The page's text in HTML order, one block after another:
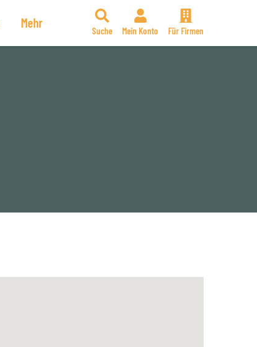
Mehr
Suche Mein Konto Für Firmen